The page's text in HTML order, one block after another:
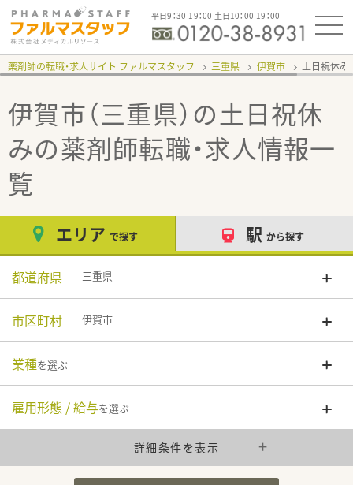
平日9：30-19：00 土日10：00-19：00
薬剤師の転職・求人サイト ファルマスタッフ 三重県 伊賀市 土日祝休み
伊賀市（三重県）の土日祝休
みの薬剤師転職・求人情報一
覧
エリア で探す 駅 から探す
都道府県 三重県
市区町村 伊賀市
業種を選ぶ
雇用形態 / 給与を選ぶ
詳細条件を表示